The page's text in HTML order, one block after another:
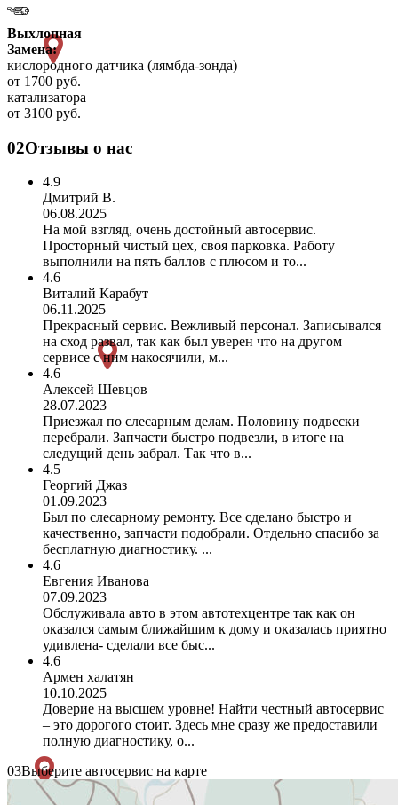
Выхлопная
Замена:
кислородного датчика (лямбда-зонда)
от 1700 руб.
катализатора
от 3100 руб.
02Отзывы о нас
4.9
Дмитрий В.
06.08.2025
На мой взгляд, очень достойный автосервис.
Просторный чистый цех, своя парковка. Работу
выполнили на пять баллов с плюсом и то...
4.6
Виталий Карабут
06.11.2025
Прекрасный сервис. Вежливый персонал. Записывался
на сход развал, так как был уверен что на другом
сервисе с ним накосячили, м...
4.6
Алексей Шевцов
28.07.2023
Приезжал по слесарным делам. Половину подвески
перебрали. Запчасти быстро подвезли, в итоге на
следущий день забрал. Так что в...
4.5
Георгий Джаз
01.09.2023
Был по слесарному ремонту. Все сделано быстро и
качественно, запчасти подобрали. Отдельно спасибо за
бесплатную диагностику. ...
4.6
Евгения Иванова
07.09.2023
Обслуживала авто в этом автотехцентре так как он
оказался самым ближайшим к дому и оказалась приятно
удивлена- сделали все быс...
4.6
Армен халатян
10.10.2025
Доверие на высшем уровне! Найти честный автосервис
– это дорогого стоит. Здесь мне сразу же предоставили
полную диагностику, о...
03Выберите автосервис на карте